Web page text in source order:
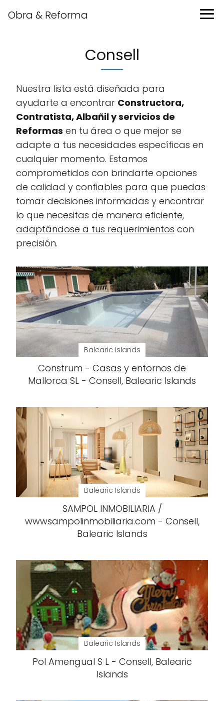
Obra & Reforma
Consell
Nuestra lista está diseñada para
ayudarte a encontrar Constructora,
Contratista, Albañil y servicios de
Reformas en tu área o que mejor se
adapte a tus necesidades específicas en
cualquier momento. Estamos
comprometidos con brindarte opciones
de calidad y confiables para que puedas
tomar decisiones informadas y encontrar
lo que necesitas de manera eficiente,
adaptándose a tus requerimientos con
precisión.
Balearic Islands
Construm - Casas y entornos de
Mallorca SL - Consell, Balearic Islands
Balearic Islands
SAMPOL INMOBILIARIA /
wwwsampolinmobiliaria.com - Consell,
Balearic Islands
Balearic Islands
Pol Amengual S L - Consell, Balearic
Islands